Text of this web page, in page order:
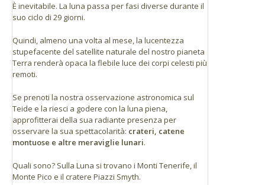
È inevitabile. La luna passa per fasi diverse durante il
suo ciclo di 29 giorni.
Quindi, almeno una volta al mese, la lucentezza
stupefacente del satellite naturale del nostro pianeta
Terra renderà opaca la flebile luce dei corpi celesti più
remoti.
Se prenoti la nostra osservazione astronomica sul
Teide e la riesci a godere con la luna piena,
approfitterai della sua radiante presenza per
osservare la sua spettacolarità: crateri, catene
montuose e altre meraviglie lunari.
Quali sono? Sulla Luna si trovano i Monti Tenerife, il
Monte Pico e il cratere Piazzi Smyth.